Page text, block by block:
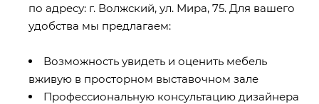
по адресу: г. Волжский, ул. Мира, 75. Для вашего
удобства мы предлагаем:
Возможность увидеть и оценить мебель
вживую в просторном выставочном зале
Профессиональную консультацию дизайнера